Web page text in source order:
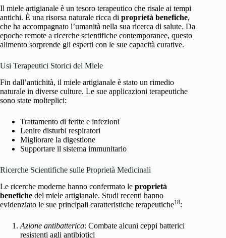
Il miele artigianale è un tesoro terapeutico che risale ai tempi
antichi. È una risorsa naturale ricca di proprietà benefiche,
che ha accompagnato l’umanità nella sua ricerca di salute. Da
epoche remote a ricerche scientifiche contemporanee, questo
alimento sorprende gli esperti con le sue capacità curative.
Usi Terapeutici Storici del Miele
Fin dall’antichità, il miele artigianale è stato un rimedio
naturale in diverse culture. Le sue applicazioni terapeutiche
sono state molteplici:
Trattamento di ferite e infezioni
Lenire disturbi respiratori
Migliorare la digestione
Supportare il sistema immunitario
Ricerche Scientifiche sulle Proprietà Medicinali
Le ricerche moderne hanno confermato le proprietà
benefiche del miele artigianale. Studi recenti hanno
evidenziato le sue principali caratteristiche terapeutiche18:
Azione antibatterica: Combate alcuni ceppi batterici
resistenti agli antibiotici